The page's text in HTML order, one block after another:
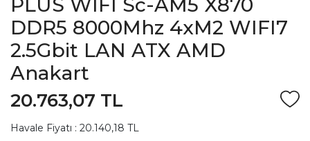
DDR5 8000Mhz 4xM2 WIFI7
2.5Gbit LAN ATX AMD
Anakart
20.763,07 TL
Havale Fiyatı : 20.140,18 TL